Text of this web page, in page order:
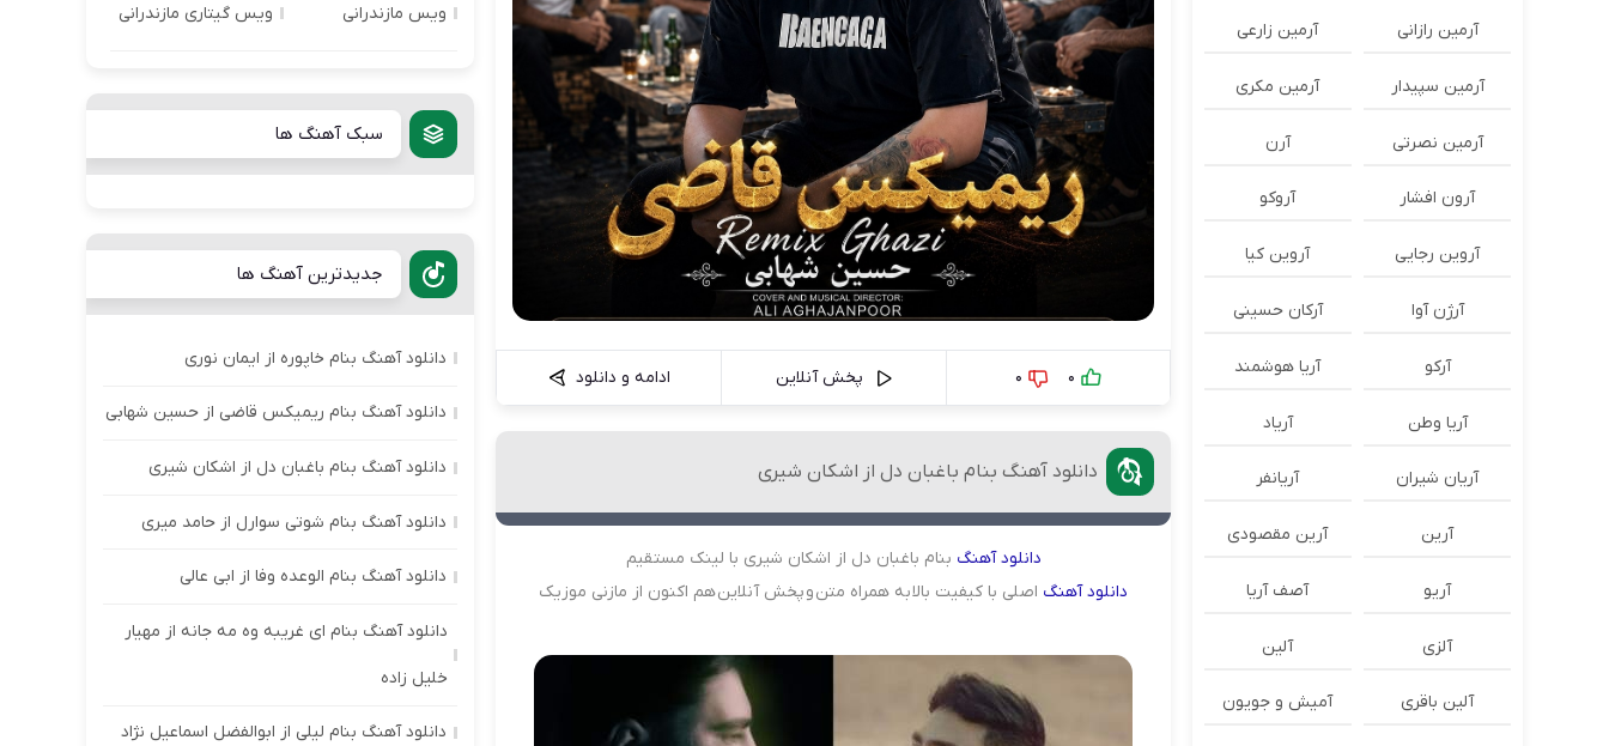
0
0 پخش آنلاین ادامه و دانلود
دانلود آهنگ بنام باغبان دل از اشکان شیری
دانلودآهنگ بنام باغبان دل از اشکان شیری با لینک مستقیم
دانلودآهنگ اصلی با کیفیت بالا به همراه متن و پخش آنلاین هم اکنون از مازنی موزیک
آرمین رازانی آرمین زارعی
آرمین سپیدار آرمین مکری
آرمین نصرتی آرن
آرون افشار آروکو
آروین رجایی آروین کیا
آرژن آوا آرکان حسینی
آرکو آریا هوشمند
آریا وطن آریاد
آریان شیران آریانفر
آرین آرین مقصودی
آریو آصف آریا
آلزی آلین
آلین باقری آمیش و جویون
ویس مازندرانی ویس گیتاری مازندرانی
سبک آهنگ ها
جدیدترین آهنگ ها
دانلود آهنگ بنام خاپوره از ایمان نوری
دانلود آهنگ بنام ریمیکس قاضی از حسین شهابی
دانلود آهنگ بنام باغبان دل از اشکان شیری
دانلود آهنگ بنام شوتی سوارل از حامد میری
دانلود آهنگ بنام الوعده وفا از ابی عالی
دانلود آهنگ بنام ای غریبه وه مه جانه از مهیار
خلیل زاده
دانلود آهنگ بنام لیلی از ابوالفضل اسماعیل نژاد